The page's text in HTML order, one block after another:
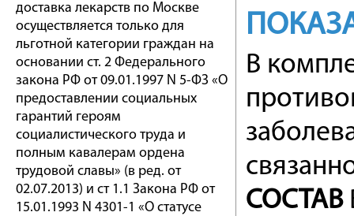
доставка лекарств по Москве
осуществляется только для
льготной категории граждан на
основании ст. 2 Федерального
закона РФ от 09.01.1997 N 5-ФЗ «О
предоставлении социальных
гарантий героям
социалистического труда и
полным кавалерам ордена
трудовой славы» (в ред. от
02.07.2013) и ст 1.1 Закона РФ от
15.01.1993 N 4301-1 «О статусе
В
СОСТАВ